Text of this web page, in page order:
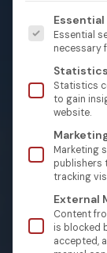
Es folgt eine
Essential
Essential
necessary
Statistics
Statistics
to gain
website.
Marketing
publishers
tracking
External
Content
is blocked
accepted,